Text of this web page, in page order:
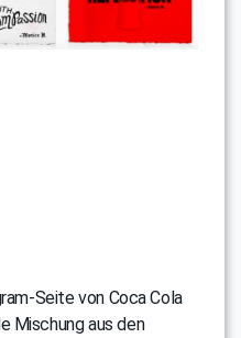
Seite von Coca Cola
Mischung aus den